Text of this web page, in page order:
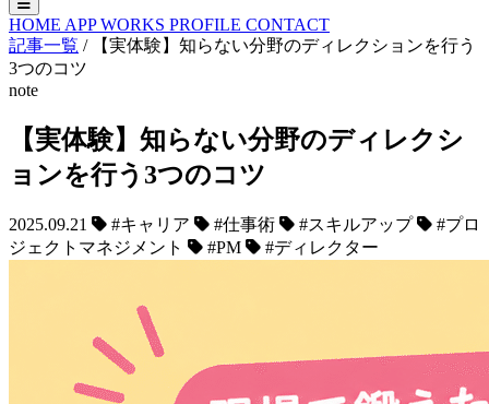
HOME APPWORKS PROFILE CONTACT
記事一覧 /
【実体験】知らない分野のディレクションを行う
3つのコツ
note
【実体験】知らない分野のディレクシ
ョンを行う3つのコツ
2025.09.21 #キャリア #仕事術 #スキルアップ
#プロ
ジェクトマネジメント
#PM #ディレクター